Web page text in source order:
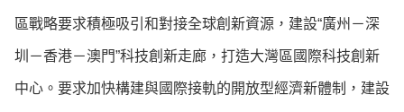
區戰略要求積極吸引和對接全球創新資源，建設“廣州－深
圳－香港－澳門”科技創新走廊，打造大灣區國際科技創新
中心。要求加快構建與國際接軌的開放型經濟新體制，建設